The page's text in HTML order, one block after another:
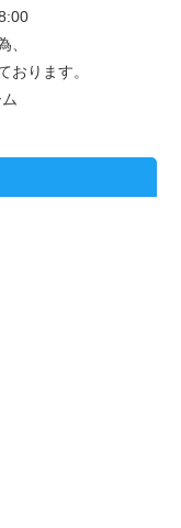
、
おります。